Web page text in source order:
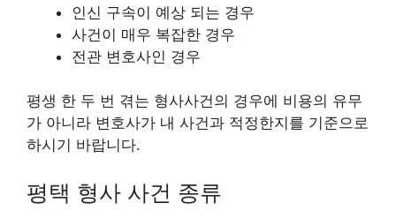
인신 구속이 예상 되는 경우
사건이 매우 복잡한 경우
전관 변호사인 경우
평생 한 두 번 겪는 형사사건의 경우에 비용의 유무
가 아니라 변호사가 내 사건과 적정한지를 기준으로
하시기 바랍니다.
평택 형사 사건 종류